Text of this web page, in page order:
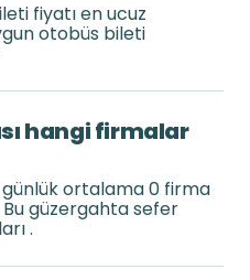
fiyatı en ucuz
otobüs bileti
hangi firmalar
günlük ortalama 0 firma
güzergahta sefer
.